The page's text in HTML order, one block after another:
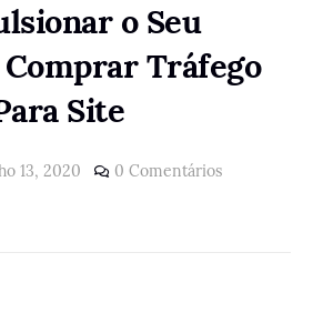
o Seu
Comprar Tráfego
Site
13, 2020 0 Comentários